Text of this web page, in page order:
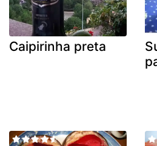
Caipirinha preta